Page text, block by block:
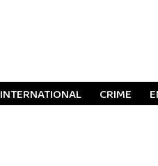
INTERNATIONAL CRIME